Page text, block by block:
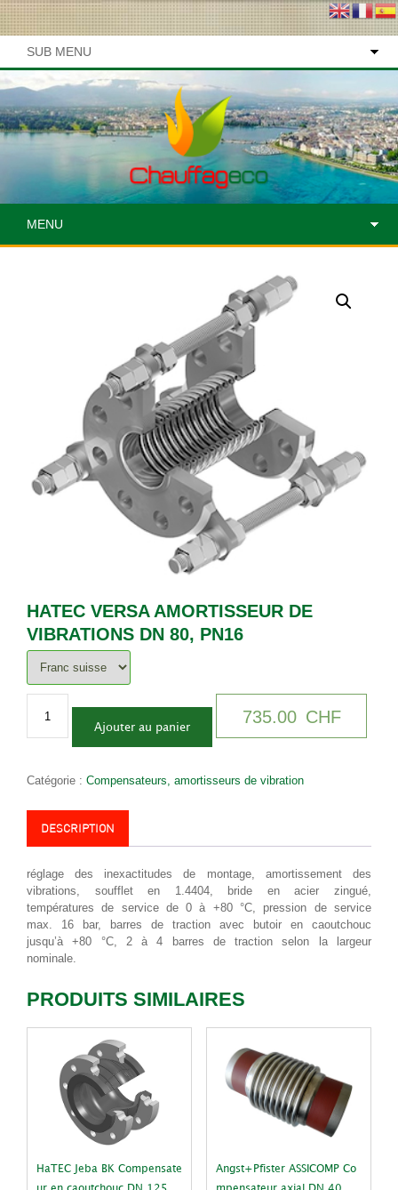
SUB MENU
MENU
HATEC VERSA AMORTISSEUR DE
VIBRATIONS DN 80, PN16
HaTEC
Amortisseur
PN16
Ajouter au panier
735.00 CHF
Catégorie : Compensateurs, amortisseurs de vibration
DESCRIPTION
réglage des inexactitudes de montage, amortissement des
vibrations, soufflet en 1.4404, bride en acier zingué,
températures de service de 0 à +80 °C, pression de service
max. 16 bar, barres de traction avec butoir en caoutchouc
jusqu’à +80 °C, 2 à 4 barres de traction selon la largeur
nominale.
PRODUITS SIMILAIRES
HaTEC Jeba BK Compensate
Angst+Pfister ASSICOMP Co